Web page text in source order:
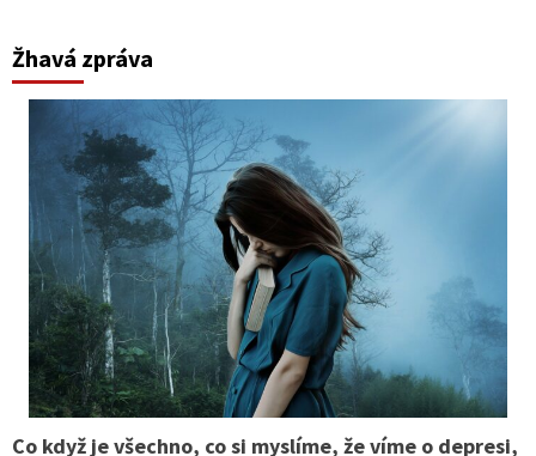
Žhavá zpráva
Co když je všechno, co si myslíme, že víme o depresi,